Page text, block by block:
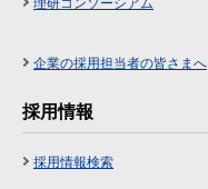
企業の採用担当者の皆さまへ
採用情報
採用情報検索